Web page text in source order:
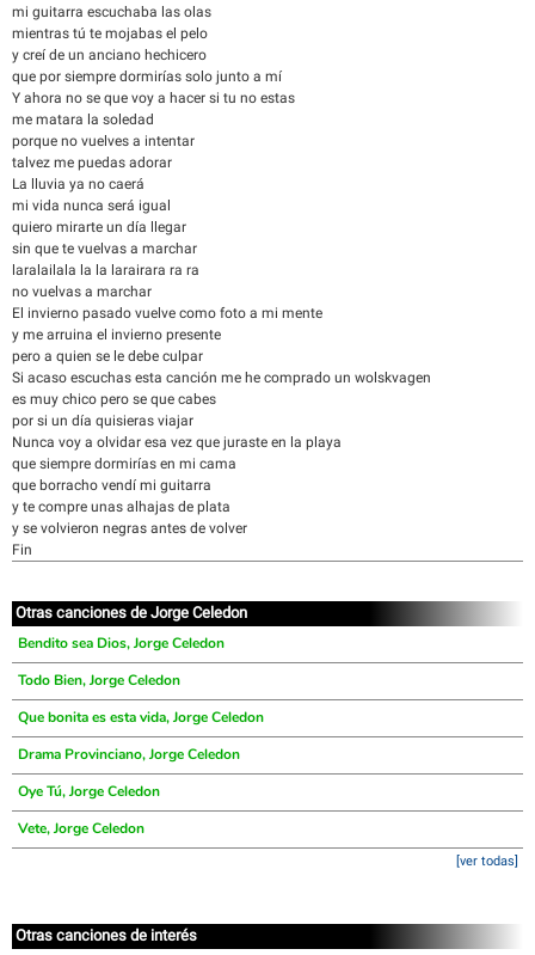
mi guitarra escuchaba las olas
mientras tú te mojabas el pelo
y creí de un anciano hechicero
que por siempre dormirías solo junto a mí
Y ahora no se que voy a hacer si tu no estas
me matara la soledad
porque no vuelves a intentar
talvez me puedas adorar
La lluvia ya no caerá
mi vida nunca será igual
quiero mirarte un día llegar
sin que te vuelvas a marchar
laralailala la la larairara ra ra
no vuelvas a marchar
El invierno pasado vuelve como foto a mi mente
y me arruina el invierno presente
pero a quien se le debe culpar
Si acaso escuchas esta canción me he comprado un wolskvagen
es muy chico pero se que cabes
por si un día quisieras viajar
Nunca voy a olvidar esa vez que juraste en la playa
que siempre dormirías en mi cama
que borracho vendí mi guitarra
y te compre unas alhajas de plata
y se volvieron negras antes de volver
Fin
Otras canciones de Jorge Celedon
Bendito sea Dios, Jorge Celedon
Todo Bien, Jorge Celedon
Que bonita es esta vida, Jorge Celedon
Drama Provinciano, Jorge Celedon
Oye Tú, Jorge Celedon
Vete, Jorge Celedon
[ver todas]
Otras canciones de interés